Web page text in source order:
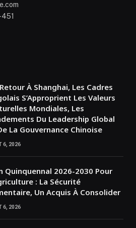
À Shanghai, Les Cadres
S’Approprient Les Valeurs
Mondiales, Les
Du Leadership Global
La Gouvernance Chinoise
6, 2026
Quinquennal 2026-2030 Pour
: La Sécurité
Un Acquis À Consolider
6, 2026